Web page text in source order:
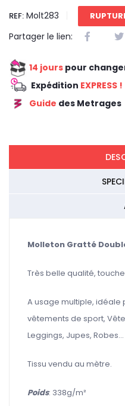
REF: Molt283
Partager le lien:
14 jours pour
Expédition EXPRESS !
Guide des Metrages
Molleton Gratté
Très belle qualité,
A usage multiple, idéale
vêtements de sport,
Leggings, Jupes, Robes...
Tissu vendu au mètre.
Poids: 338g/m²